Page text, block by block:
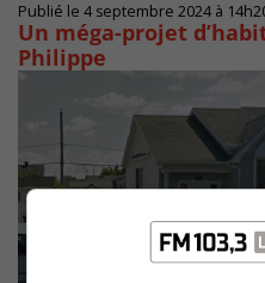
Publié le 4 septembre 2024 à
Un méga-projet
Philippe